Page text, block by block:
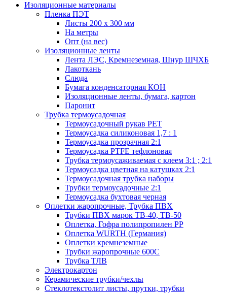
Изоляционные материалы
Пленка ПЭТ
Листы 200 х 300 мм
На метры
Опт (на вес)
Изоляционные ленты
Лента ЛЭС, Кремнеземная, Шнур ШЧХБ
Лакоткань
Слюда
Бумага конденсаторная КОН
Изоляционные ленты, бумага, картон
Паронит
Трубка термоусадочная
Термоусадочный рукав PET
Термоусадка силиконовая 1,7 : 1
Термоусадка прозрачная 2:1
Термоусадка PTFE тефлоновая
Трубка термоусаживаемая с клеем 3:1 ; 2:1
Термоусадка цветная на катушках 2:1
Термоусадочная трубка наборы
Трубки термоусадочные 2:1
Термоусадка бухтовая черная
Оплетки жаропрочные, Трубка ПВХ
Трубки ПВХ марок ТВ-40, ТВ-50
Оплетка, Гофра полипропилен PP
Оплетка WURTH (Германия)
Оплетки кремнеземные
Трубки жаропрочные 600С
Трубка ТЛВ
Электрокартон
Керамические трубки/чехлы
Cтеклотекстолит листы, прутки, трубки